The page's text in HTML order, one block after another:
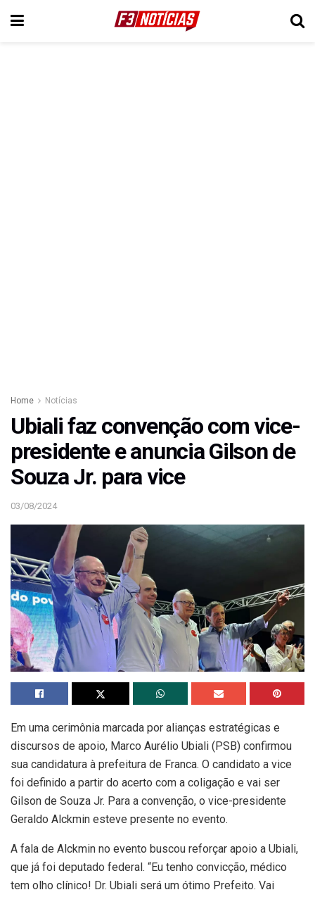
Home Notícias
Ubiali faz convenção com vice-
presidente e anuncia Gilson de
Souza Jr. para vice
03/08/2024
Em uma cerimônia marcada por alianças estratégicas e
discursos de apoio, Marco Aurélio Ubiali (PSB) confirmou
sua candidatura à prefeitura de Franca. O candidato a vice
foi definido a partir do acerto com a coligação e vai ser
Gilson de Souza Jr. Para a convenção, o vice-presidente
Geraldo Alckmin esteve presente no evento.
A fala de Alckmin no evento buscou reforçar apoio a Ubiali,
que já foi deputado federal. “Eu tenho convicção, médico
tem olho clínico! Dr. Ubiali será um ótimo Prefeito. Vai